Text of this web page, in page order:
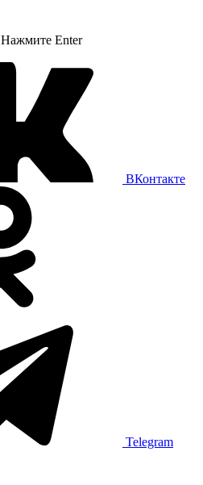
Нажмите Enter
ВКонтакте
Telegram